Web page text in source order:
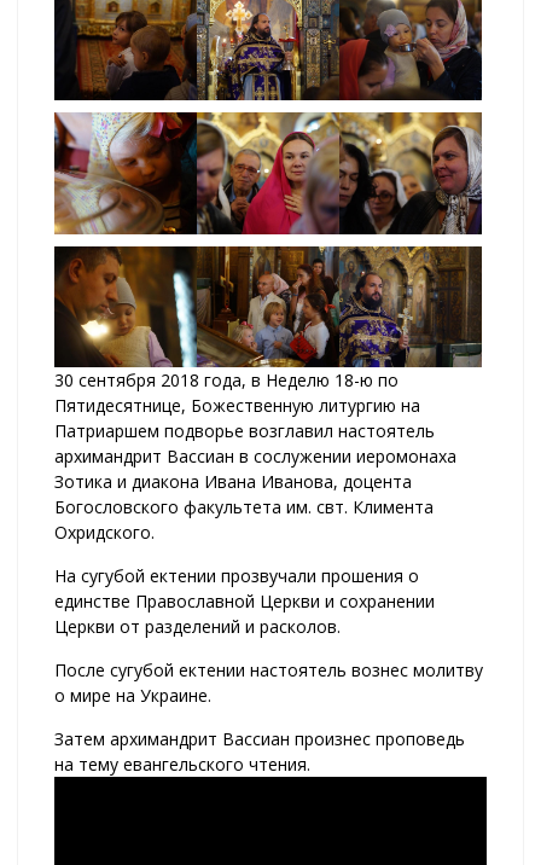
30 сентября 2018 года, в Неделю 18-ю по
Пятидесятнице, Божественную литургию на
Патриаршем подворье возглавил настоятель
архимандрит Вассиан в сослужении иеромонаха
Зотика и диакона Ивана Иванова, доцента
Богословского факультета им. свт. Климента
Охридского.
На сугубой ектении прозвучали прошения о
единстве Православной Церкви и сохранении
Церкви от разделений и расколов.
После сугубой ектении настоятель вознес молитву
о мире на Украине.
Затем архимандрит Вассиан произнес проповедь
на тему евангельского чтения.